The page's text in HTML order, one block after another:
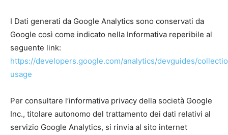
I Dati generati da Google Analytics sono conservati da
Google così come indicato nella Informativa reperibile al
seguente link:
https://developers.google.com/analytics/devguides/
usage
Per consultare l’informativa privacy della società Google
Inc., titolare autonomo del trattamento dei dati relativi al
servizio Google Analytics, si rinvia al sito internet